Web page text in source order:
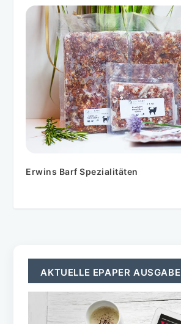
Erwins Barf Spezialitäten
AKTUELLE EPAPER AUSGABE